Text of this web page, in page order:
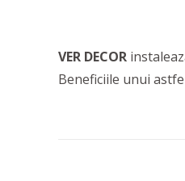
VER DECOR
Beneficiile unui